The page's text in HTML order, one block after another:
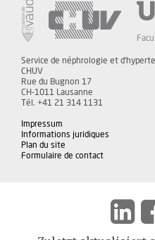
Service de néphrologie et
CHUV
Rue du Bugnon 17
CH-1011 Lausanne
Tél. +41 21 314 1131
Impressum
Informations juridiques
Plan du site
Formulaire de contact